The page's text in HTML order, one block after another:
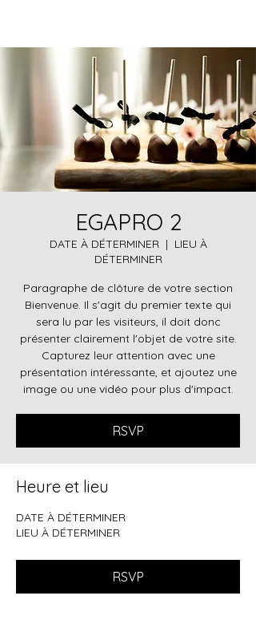
EGAPRO 2
DATE À DÉTERMINER
  |
LIEU À
DÉTERMINER
Paragraphe de clôture de votre section
Bienvenue. Il s'agit du premier texte qui
sera lu par les visiteurs, il doit donc
présenter clairement l'objet de votre site.
Capturez leur attention avec une
présentation intéressante, et ajoutez une
image ou une vidéo pour plus d'impact.
RSVP
Heure et lieu
DATE À DÉTERMINER
LIEU À DÉTERMINER
RSVP